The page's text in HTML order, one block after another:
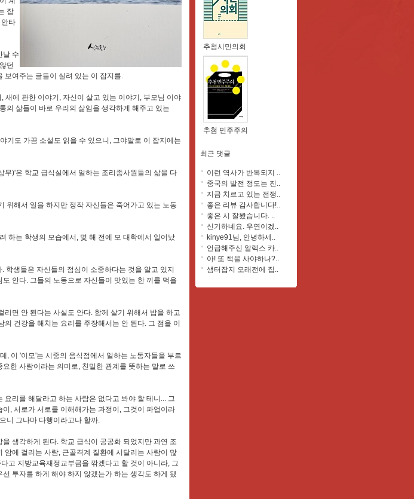
잡
타
날 수
던
보여주는 글들이 실려 있는 이 잡지를.
새에 관한 이야기, 자신이 살고 있는 이야기, 부모님 이야
의 삶들이 바로 우리의 삶임을 생각하게 해주고 있는
기도 가끔 소설도 읽을 수 있으니, 그야말로 이 잡지에는
무)'은 학교 급식실에서 일하는 조리종사원들의 삶을 다
위해서 일을 하지만 정작 자신들은 죽어가고 있는 노동
하는 학생의 모습에서, 몇 해 전에 모 대학에서 일어났
학생들은 자신들의 점심이 소중하다는 것을 알고 있지
안다. 그들의 노동으로 자신들이 맛있는 한 끼를 먹을
면 안 된다는 사실도 안다. 함께 살기 위해서 밥을 하고
건강을 해치는 요리를 주장해서는 안 된다. 그 점을 이
, 이 '이모'는 시중의 음식점에서 일하는 노동자들을 부르
한 사람이라는 의미로, 친밀한 관계를 뜻하는 말로 쓰
리를 해달라고 하는 사람은 없다고 봐야 할 테니... 그
, 서로가 서로를 이해해가는 과정이, 그것이 파업이라
니 그나마 다행이라고나 할까.
생각하게 된다. 학교 급식이 공공화 되었지만 과연 조
암에 걸리는 사람, 근골격계 질환에 시달리는 사람이 많
고 지방교육재정교부금을 깎겠다고 할 것이 아니라, 그
투자를 하게 해야 하지 않겠는가 하는 생각도 하게 됐
추첨시민의회
추첨 민주주의
최근 댓글
이런 역사가 반복되지 ..
중국의 발전 정도는 진..
지금 치르고 있는 전쟁..
좋은 리뷰 감사합니다!..
좋은 시 잘봤습니다. ..
신기하네요. 우연이겠..
kinye91님, 안녕하세..
언급해주신 알렉스 카..
아! 또 책을 사야하나?..
샘터잡지 오래전에 집..